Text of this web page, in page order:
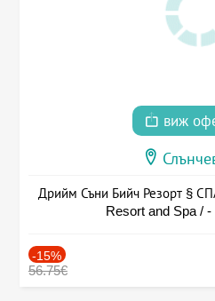
виж
Дрийм Съни Бийч Резорт §
Resort and Spa / -
-15%
56.75€